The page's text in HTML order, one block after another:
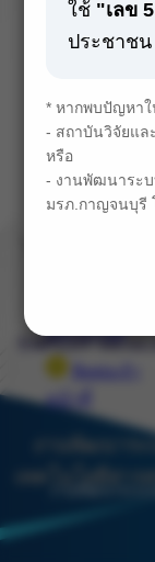
ข้อมูลสถิติ
คู่มือการใช้
งาน
ต่อเว็บไซต์
หน้าที่
EMPLOY
งานพัฒนาร
เทคโนโลยีสา
ใช้ "เลข
ประชาชน
* หากพบปัญหาใ
- สถาบันวิจัยแล
หรือ
- งานพัฒนาระบ
มรภ.กาญจนบุรี